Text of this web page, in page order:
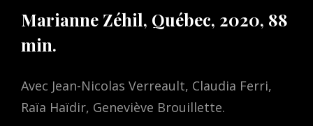
Marianne Zéhil, Québec, 2020, 88
min.
Avec Jean-Nicolas Verreault, Claudia Ferri,
Raïa Haïdir, Geneviève Brouillette.